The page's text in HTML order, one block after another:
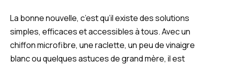
La bonne nouvelle, c’est qu’il existe des solutions
simples, efficaces et accessibles à tous. Avec un
chiffon microfibre, une raclette, un peu de vinaigre
blanc ou quelques astuces de grand mère, il est